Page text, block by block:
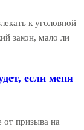
к уголовной
закон, мало ли
если меня
от призыва на